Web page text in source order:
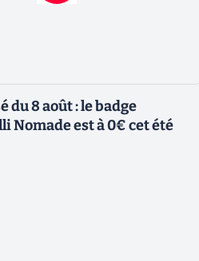
du 8 août : le badge
Nomade est à 0€ cet été